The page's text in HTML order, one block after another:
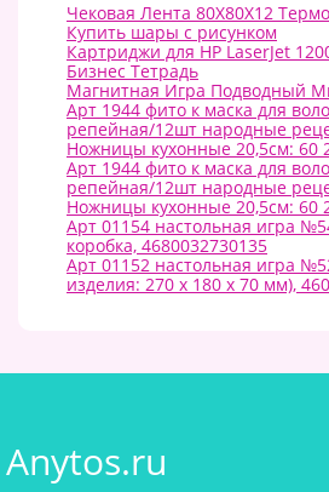
Чековая Лента 80Х80Х12 Термо
Купить шары с рисунком
Картриджи для HP LaserJet
Бизнес Тетрадь
Магнитная Игра Подводный
Арт 1944 фито к маска для
репейная/12шт народные
Ножницы кухонные 20,5см: 60
Арт 1944 фито к маска для
репейная/12шт народные
Ножницы кухонные 20,5см: 60
Арт 01154 настольная игра
коробка, 4680032730135
Арт 01152 настольная игра
изделия: 270 х 180 х 70 мм),
Anytos.ru